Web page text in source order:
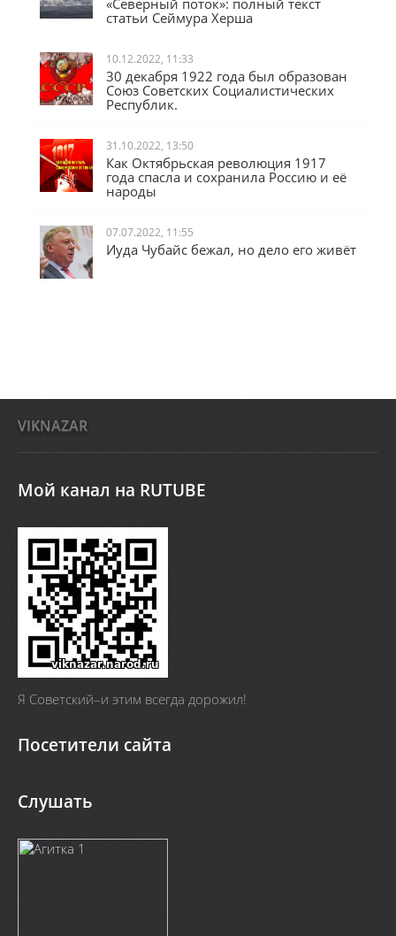
«Северный поток»: полный текст
статьи Сеймура Херша
10.12.2022, 11:33
30 декабря 1922 года был образован
Союз Советских Социалистических
Республик.
31.10.2022, 13:50
Как Октябрьская революция 1917
года спасла и сохранила Россию и её
народы
07.07.2022, 11:55
Иуда Чубайс бежал, но дело его живёт
VIKNAZAR
Мой канал на RUTUBE
Я Cоветский–и этим всегда дорожил!
Посетители сайта
Слушать